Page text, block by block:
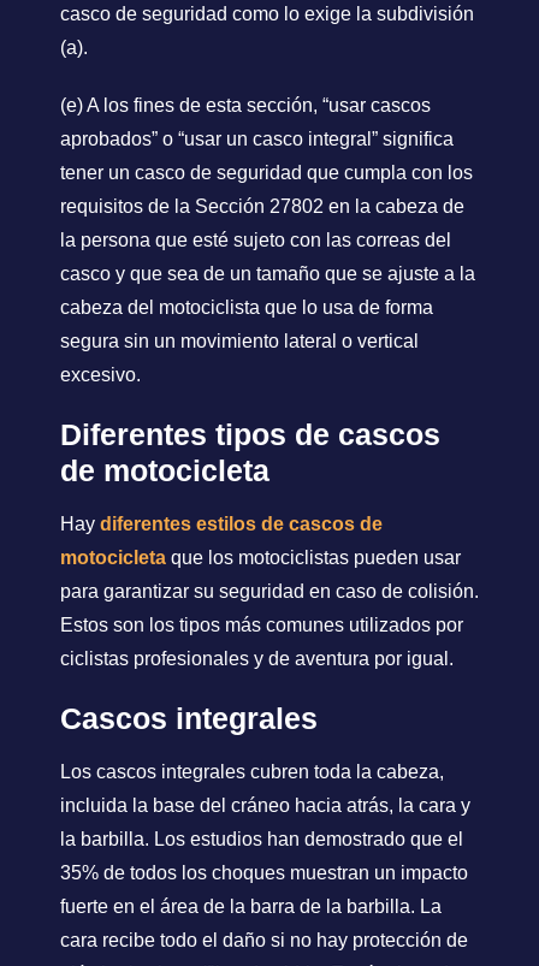
casco de seguridad como lo exige la subdivisión
(a).
(e) A los fines de esta sección, “usar cascos
aprobados” o “usar un casco integral” significa
tener un casco de seguridad que cumpla con los
requisitos de la Sección 27802 en la cabeza de
la persona que esté sujeto con las correas del
casco y que sea de un tamaño que se ajuste a la
cabeza del motociclista que lo usa de forma
segura sin un movimiento lateral o vertical
excesivo.
Diferentes tipos de cascos
de motocicleta
Hay diferentes estilos de cascos de
motocicleta que los motociclistas pueden usar
para garantizar su seguridad en caso de colisión.
Estos son los tipos más comunes utilizados por
ciclistas profesionales y de aventura por igual.
Cascos integrales
Los cascos integrales cubren toda la cabeza,
incluida la base del cráneo hacia atrás, la cara y
la barbilla. Los estudios han demostrado que el
35% de todos los choques muestran un impacto
fuerte en el área de la barra de la barbilla. La
cara recibe todo el daño si no hay protección de